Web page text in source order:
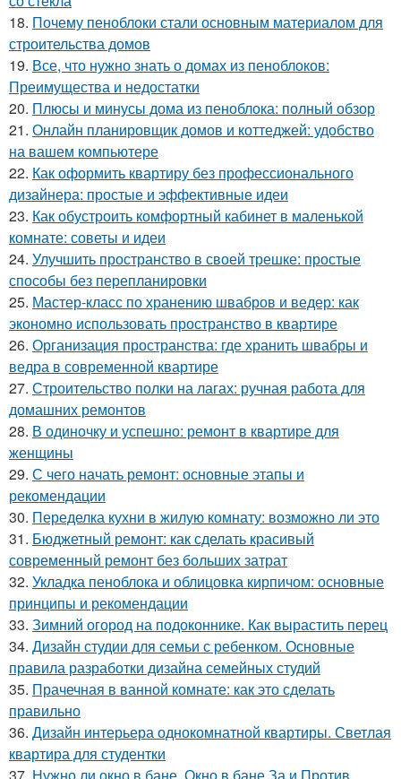
18. Почему пеноблоки стали основным материалом для
строительства домов
19. Все, что нужно знать о домах из пеноблоков:
Преимущества и недостатки
20. Плюсы и минусы дома из пеноблока: полный обзор
21. Онлайн планировщик домов и коттеджей: удобство
на вашем компьютере
22. Как оформить квартиру без профессионального
дизайнера: простые и эффективные идеи
23. Как обустроить комфортный кабинет в маленькой
комнате: советы и идеи
24. Улучшить пространство в своей трешке: простые
способы без перепланировки
25. Мастер-класс по хранению швабров и ведер: как
экономно использовать пространство в квартире
26. Организация пространства: где хранить швабры и
ведра в современной квартире
27. Строительство полки на лагах: ручная работа для
домашних ремонтов
28. В одиночку и успешно: ремонт в квартире для
женщины
29. С чего начать ремонт: основные этапы и
рекомендации
30. Переделка кухни в жилую комнату: возможно ли это
31. Бюджетный ремонт: как сделать красивый
современный ремонт без больших затрат
32. Укладка пеноблока и облицовка кирпичом: основные
принципы и рекомендации
33. Зимний огород на подоконнике. Как вырастить перец
34. Дизайн студии для семьи с ребенком. Основные
правила разработки дизайна семейных студий
35. Прачечная в ванной комнате: как это сделать
правильно
36. Дизайн интерьера однокомнатной квартиры. Светлая
квартира для студентки
37. Нужно ли окно в бане. Окно в бане За и Против